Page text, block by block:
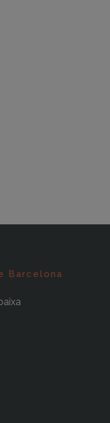
Barcelona